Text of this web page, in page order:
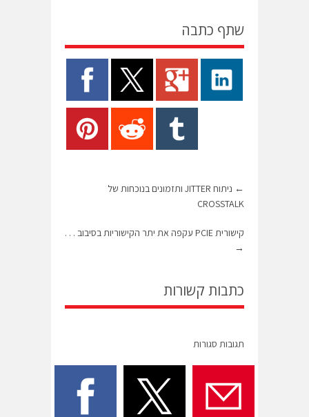
שתף כתבה
←
ניתוח JITTER ותזמונים בנוכחות של
CROSSTALK
קישורית PCIE עקפה את יתר הקישוריות בסיבוב . . .
→
כתבות קשורות
תגובות סגורות